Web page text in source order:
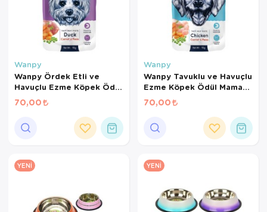
Wanpy
Wanpy Ördek Etli ve
Havuçlu Ezme Köpek Ödül
Maması 90 Gr
70,00
Wanpy
Wanpy Tavuklu ve Havuçlu
Ezme Köpek Ödül Maması
90 Gr
70,00
YENI YENI